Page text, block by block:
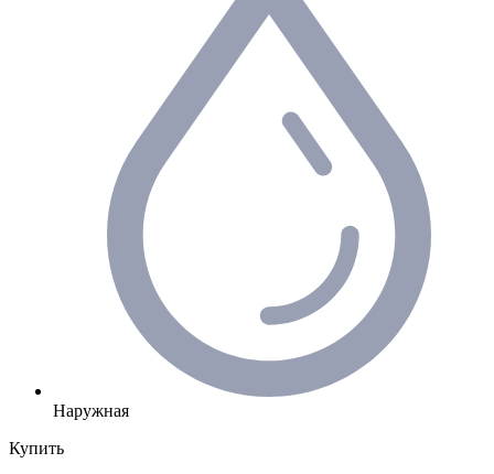
Наружная
Купить